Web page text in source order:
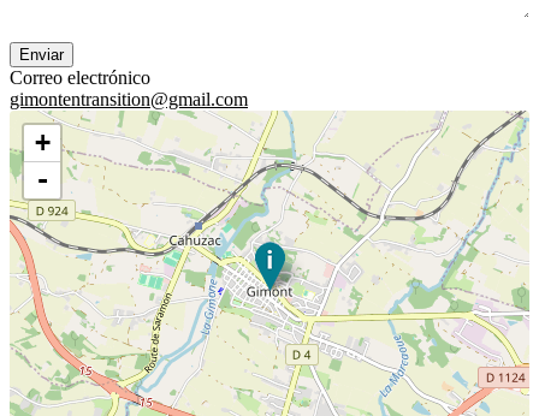
Correo electrónico
gimontentransition@gmail.com
+
-